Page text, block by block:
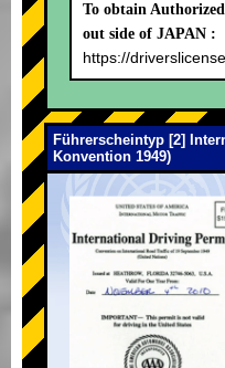
To obtain
out side of JAPAN :
https://
Führerscheintyp [2]
Konvention 1949)